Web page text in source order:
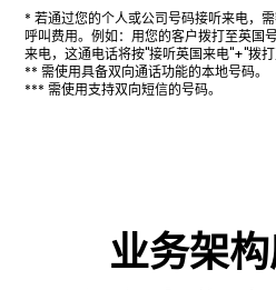
* 若通过您的个人或公司号码接听来电，
呼叫费用。例如：用您的客户拨打至英国
来电，这通电话将按"接听英国来电"+"拨
** 需使用具备双向通话功能的本地号码。
*** 需使用支持双向短信的号码。
业务架构